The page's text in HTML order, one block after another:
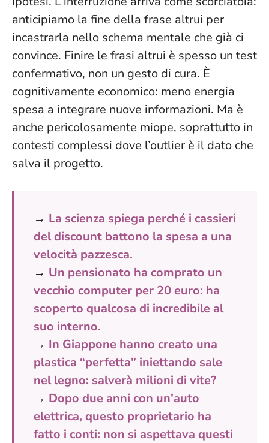
anticipiamo la fine della frase altrui per
incastrarla nello schema mentale che già ci
convince. Finire le frasi altrui è spesso un test
confermativo, non un gesto di cura. È
cognitivamente economico: meno energia
spesa a integrare nuove informazioni. Ma è
anche pericolosamente miope, soprattutto in
contesti complessi dove l’outlier è il dato che
salva il progetto.
→ La scienza spiega perché i cassieri
del discount battono la spesa a una
velocità pazzesca.
→ Un pensionato ha comprato un
vecchio computer per 20 euro: ha
scoperto qualcosa di incredibile al
suo interno.
→ In Giappone hanno creato una
plastica “perfetta” iniettando sale
nel legno: salverà milioni di vite?
→ Dopo due anni con un’auto
elettrica, questo proprietario ha
fatto i conti: non si aspettava questi